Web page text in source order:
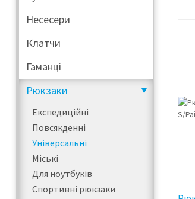
Несесери
Клатчи
Гаманці
Рюкзаки
Експедиційні
Повсякденні
Універсальні
Міські
Для ноутбуків
Спортивні рюкзаки